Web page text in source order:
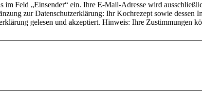
zur Datenschutzerklärung: Ihr Kochrezept sowie dessen
gelesen und akzeptiert. Hinweis: Ihre Zustimmungen